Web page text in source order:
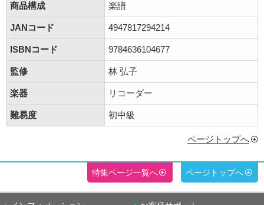
商品構成 楽譜
JANコード 4947817294214
ISBNコード 9784636104677
監修 林 弘子
楽器 リコーダー
難易度 初中級
ページトップへ
特集ページ一覧へ ページトップへ